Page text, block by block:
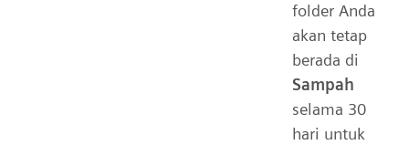
folder Anda
akan tetap
berada di
Sampah
selama 30
hari untuk